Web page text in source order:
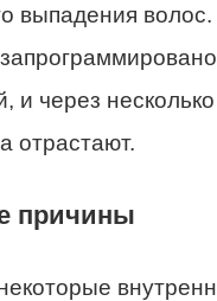
выпадения
и через
отрастают.
причины